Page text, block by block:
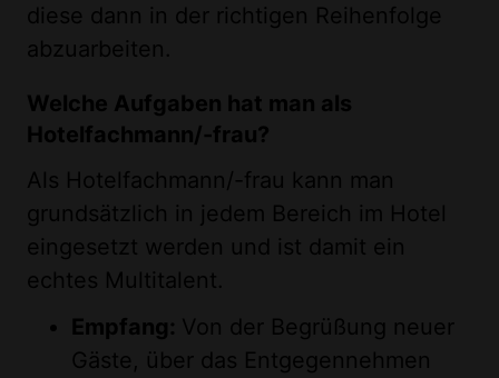
diese dann in der richtigen Reihenfolge
abzuarbeiten.
Welche Aufgaben hat man als
Hotelfachmann/-frau?
Als Hotelfachmann/-frau kann man
grundsätzlich in jedem Bereich im Hotel
eingesetzt werden und ist damit ein
echtes Multitalent.
Empfang: Von der Begrüßung neuer
Gäste, über das Entgegennehmen